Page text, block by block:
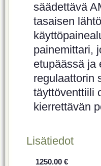
säädettävä
tasaisen
painemittari,
etupäässä ja
regulaattorin
täyttöventtiili
kierrettävän
Lisätiedot
1250.00 €